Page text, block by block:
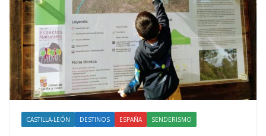
CASTILLA-LEÓN DESTINOS ESPAÑA SENDERISMO